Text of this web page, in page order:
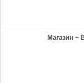
Магазин -